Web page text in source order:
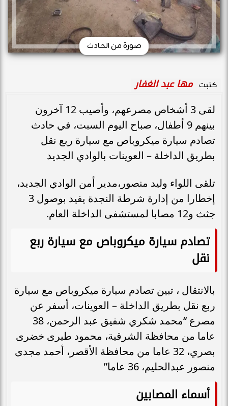
صورة من الحادث
كتبت مها عبد الغفار
لقى 3 أشخاص مصرعهم، وأصيب 12 آخرون
بينهم 9 أطفال، صباح اليوم السبت، في حادث
تصادم سيارة ميكروباص مع سيارة ربع نقل
بطريق الداخلة – العوينات بالوادي الجديد
تلقى اللواء وليد منصور،مدير أمن الوادي الجديد،
إخطارا من إدارة شرطة النجدة يفيد بوصول 3
جثث و12 مصابا لمستشفى الداخلة العام.
تصادم سيارة ميكروباص مع سيارة ربع
نقل
بالانتقال ، تبين تصادم سيارة ميكروباص مع سيارة
ربع نقل بطريق الداخلة – العوينات، أسفر عن
مصرع “محمد شكري شفيق عبد الرحمن، 38
عاما من محافظة الشرقية، محمود طيرى خضرى
بصري، 32 عاما من محافظة الأقصر، أحمد مجدى
منصور عبدالحليم، 36 عاما”
أسماء المصابين